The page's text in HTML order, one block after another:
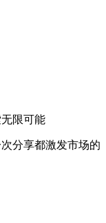
限可能
分享都激发市场的